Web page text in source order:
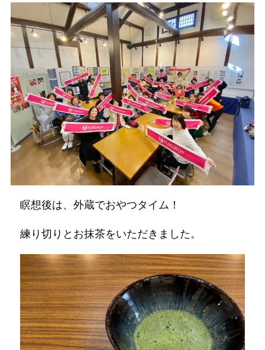
瞑想後は、外蔵でおやつタイム！
練り切りとお抹茶をいただきました。